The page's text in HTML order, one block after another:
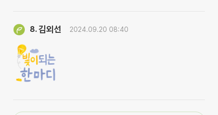
8.김외선 2024.09.20 08:40